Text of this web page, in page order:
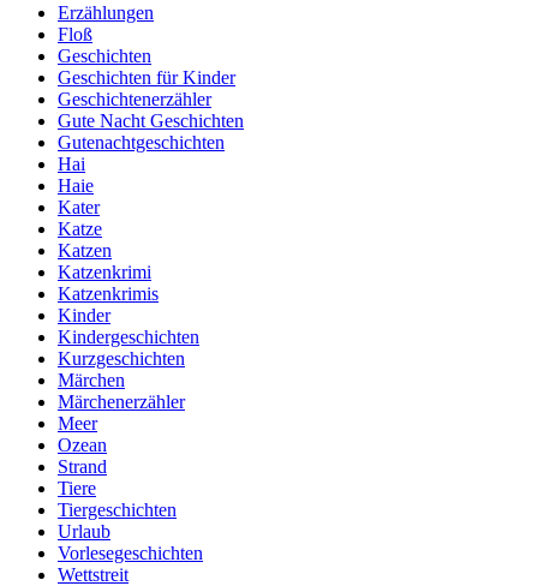
Erzählungen
Floß
Geschichten
Geschichten für Kinder
Geschichtenerzähler
Gute Nacht Geschichten
Gutenachtgeschichten
Hai
Haie
Kater
Katze
Katzen
Katzenkrimi
Katzenkrimis
Kinder
Kindergeschichten
Kurzgeschichten
Märchen
Märchenerzähler
Meer
Ozean
Strand
Tiere
Tiergeschichten
Urlaub
Vorlesegeschichten
Wettstreit